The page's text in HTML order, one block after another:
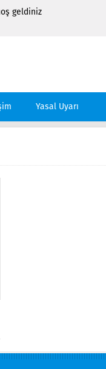
geldiniz
Yasal Uyarı